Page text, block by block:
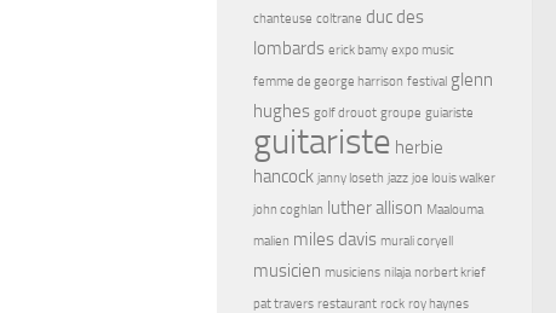
chanteuse coltrane duc des
lombards erick bamy expo music
femme de george harrison festival glenn
hughes golf drouot groupe guiariste
guitariste herbie
hancock janny loseth jazz joe louis walker
john coghlan luther allison Maalouma
malien miles davis murali coryell
musicien musiciens nilaja norbert krief
pat travers restaurant rock roy haynes